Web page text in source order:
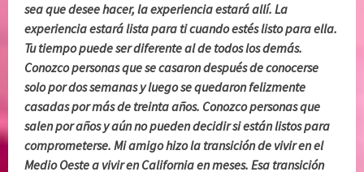
sea que desee hacer, la experiencia estará allí. La
experiencia estará lista para ti cuando estés listo para ella.
Tu tiempo puede ser diferente al de todos los demás.
Conozco personas que se casaron después de conocerse
solo por dos semanas y luego se quedaron felizmente
casadas por más de treinta años. Conozco personas que
salen por años y aún no pueden decidir si están listos para
comprometerse. Mi amigo hizo la transición de vivir en el
Medio Oeste a vivir en California en meses. Esa transición